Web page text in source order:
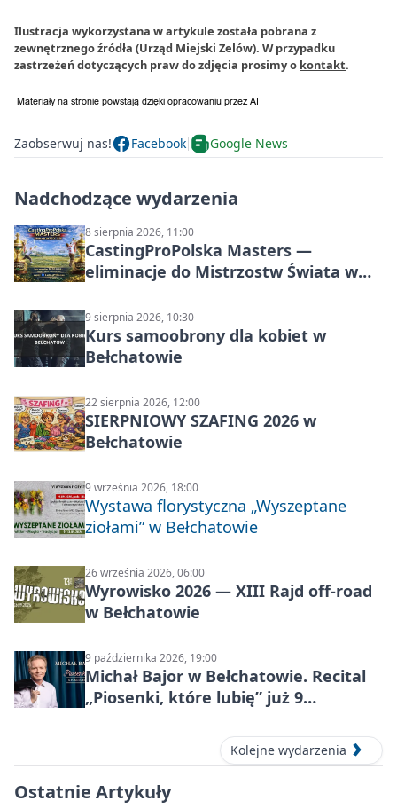
Ilustracja wykorzystana w artykule została pobrana z
zewnętrznego źródła (Urząd Miejski Zelów). W przypadku
zastrzeżeń dotyczących praw do zdjęcia prosimy o kontakt.
Zaobserwuj nas! Facebook Google News
Nadchodzące wydarzenia
8 sierpnia 2026, 11:00
CastingProPolska Masters —
eliminacje do Mistrzostw Świata w
9 sierpnia 2026, 10:30
Kurs samoobrony dla kobiet w
Bełchatowie
22 sierpnia 2026, 12:00
SIERPNIOWY SZAFING 2026 w
Bełchatowie
9 września 2026, 18:00
Wystawa florystyczna „Wyszeptane
ziołami” w Bełchatowie
26 września 2026, 06:00
Wyrowisko 2026 — XIII Rajd off‑road
w Bełchatowie
9 października 2026, 19:00
Michał Bajor w Bełchatowie. Recital
„Piosenki, które lubię” już 9
Kolejne wydarzenia
Ostatnie Artykuły